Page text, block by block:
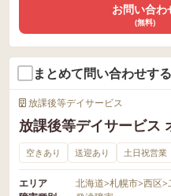
お問い合わ
(無料)
まとめて問い合わせする
放課後等デイサービス
放課後等デイサービス
空きあり 送迎あり 土日祝営業
エリア 北海道>札幌市>西区>